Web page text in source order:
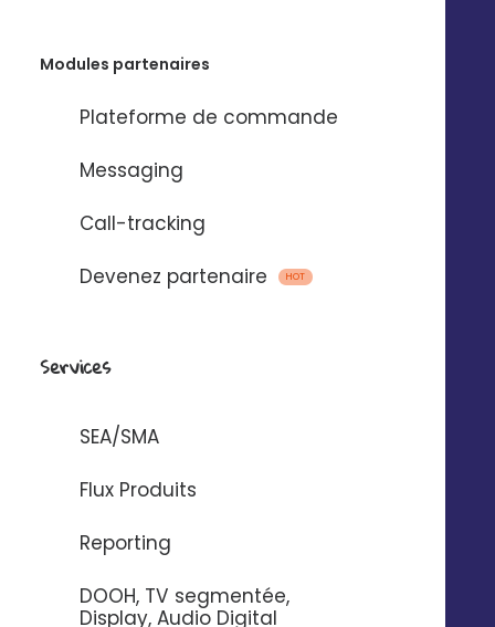
Modules partenaires
Plateforme de commande
Messaging
Call-tracking
Devenez partenaire
HOT
Services
SEA/SMA
Flux Produits
Reporting
DOOH, TV segmentée,
Display, Audio Digital